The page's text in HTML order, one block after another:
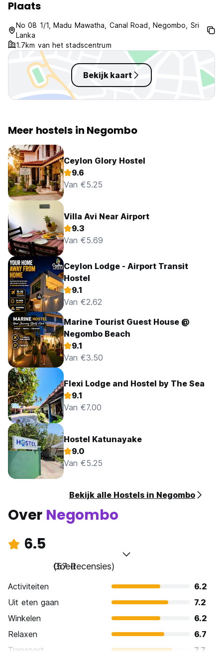
language)
Plaats
No 08 1/1, Madu Mawatha, Canal Road, Negombo, Sri
Lanka
1.7km van het stadscentrum
Bekijk kaart
Meer hostels in Negombo
Ceylon Glory Hostel
9.6
Van €5.25
Villa Avi Near Airport
9.3
Van €5.69
Ceylon Lodge - Airport Transit
Hostel
9.1
Van €2.62
Marine Tourist Guest House @
Negombo Beach
9.1
Van €3.50
Flexi Lodge and Hostel by The Sea
9.1
Van €7.00
Hostel Katunayake
9.0
Van €5.25
Bekijk alle Hostels in Negombo
Over Negombo
6.5
Goed
(57 Recensies)
Activiteiten
6.2
Uit eten gaan
7.2
Winkelen
6.2
Relaxen
6.7
Transport
7.7